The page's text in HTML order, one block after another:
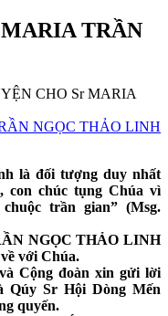
TRẦN
CHO Sr MARIA
là đối tượng duy nhất
con chúc tụng Chúa vì
trần gian” (Msg.
NGỌC THẢO LINH
với Chúa.
Cộng đoàn xin gửi lời
Qúy Sr Hội Dòng Mến
quyến.